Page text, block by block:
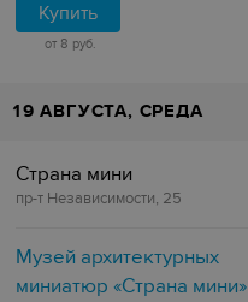
Купить
от 8 руб.
19 АВГУСТА, СРЕДА
Страна мини
пр-т Независимости, 25
Музей архитектурных
миниатюр «Страна мини»